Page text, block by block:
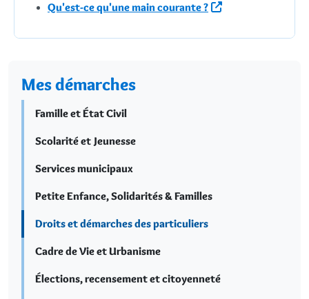
Qu'est-ce qu'une main courante ?
Mes démarches
Famille et État Civil
Scolarité et Jeunesse
Services municipaux
Petite Enfance, Solidarités & Familles
Droits et démarches des particuliers
Cadre de Vie et Urbanisme
Élections, recensement et citoyenneté